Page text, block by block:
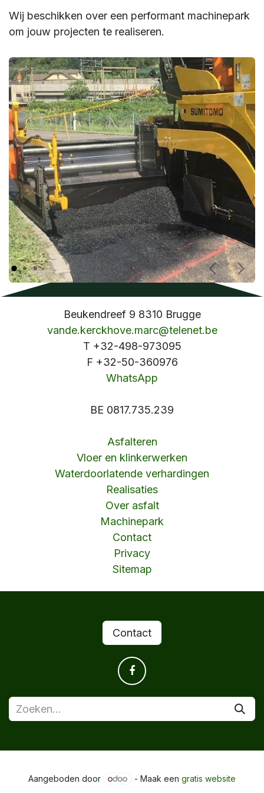
Wij beschikken over een performant machinepark
om jouw projecten te realiseren.
Vorige
Beukendreef 9 8310 Brugge
vande.kerckhove.marc@telenet.be
T +32-498-973095
F +32-50-360976
WhatsApp
BE 0817.735.239
Asfalteren
Vloer en klinkerwerken
Waterdoorlatende verhardingen
Realisaties
Over asfalt
Machinepark
Contact
Privacy
Sitemap
Contact
Aangeboden door - Maak een gratis website